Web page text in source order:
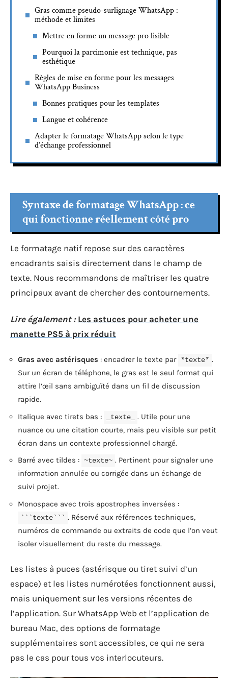
Gras comme pseudo-surlignage WhatsApp :
méthode et limites
Mettre en forme un message pro lisible
Pourquoi la parcimonie est technique, pas
esthétique
Règles de mise en forme pour les messages
WhatsApp Business
Bonnes pratiques pour les templates
Langue et cohérence
Adapter le formatage WhatsApp selon le type
d’échange professionnel
Syntaxe de formatage WhatsApp : ce
qui fonctionne réellement côté pro
Le formatage natif repose sur des caractères
encadrants saisis directement dans le champ de
texte. Nous recommandons de maîtriser les quatre
principaux avant de chercher des contournements.
Lire également : Les astuces pour acheter une
manette PS5 à prix réduit
Gras avec astérisques : encadrer le texte par *texte* .
Sur un écran de téléphone, le gras est le seul format qui
attire l’œil sans ambiguïté dans un fil de discussion
rapide.
Italique avec tirets bas :
_texte_
. Utile pour une
nuance ou une citation courte, mais peu visible sur petit
écran dans un contexte professionnel chargé.
Barré avec tildes : ~texte~ . Pertinent pour signaler une
information annulée ou corrigée dans un échange de
suivi projet.
Monospace avec trois apostrophes inversées :
```texte``` . Réservé aux références techniques,
numéros de commande ou extraits de code que l’on veut
isoler visuellement du reste du message.
Les listes à puces (astérisque ou tiret suivi d’un
espace) et les listes numérotées fonctionnent aussi,
mais uniquement sur les versions récentes de
l’application. Sur WhatsApp Web et l’application de
bureau Mac, des options de formatage
supplémentaires sont accessibles, ce qui ne sera
pas le cas pour tous vos interlocuteurs.